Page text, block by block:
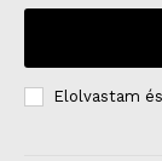
Elolvastam